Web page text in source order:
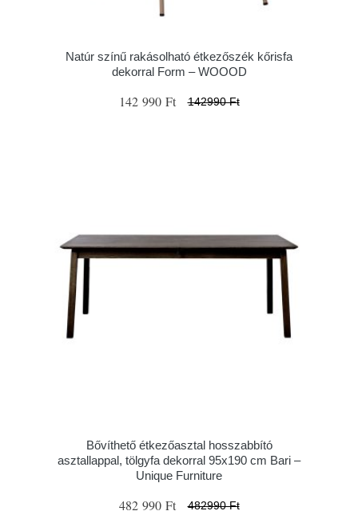
Natúr színű rakásolható étkezőszék kőrisfa
dekorral Form – WOOOD
142 990 Ft 142990 Ft
Bővíthető étkezőasztal hosszabbító
asztallappal, tölgyfa dekorral 95x190 cm Bari –
Unique Furniture
482 990 Ft 482990 Ft